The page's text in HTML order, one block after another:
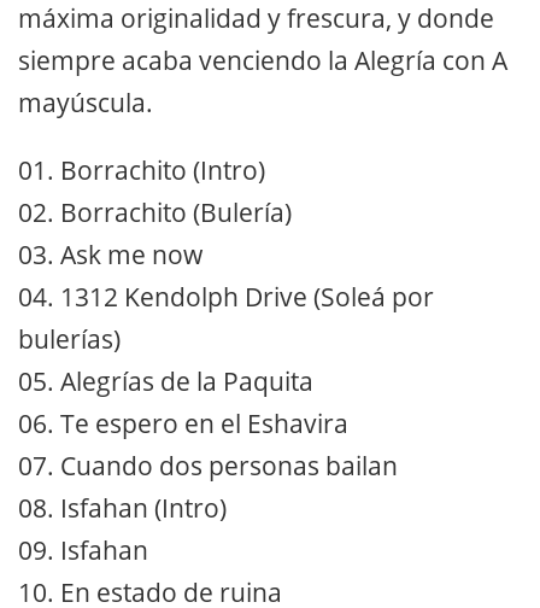
máxima originalidad y frescura, y donde
siempre acaba venciendo la Alegría con A
mayúscula.
01. Borrachito (Intro)
02. Borrachito (Bulería)
03. Ask me now
04. 1312 Kendolph Drive (Soleá por
bulerías)
05. Alegrías de la Paquita
06. Te espero en el Eshavira
07. Cuando dos personas bailan
08. Isfahan (Intro)
09. Isfahan
10. En estado de ruina